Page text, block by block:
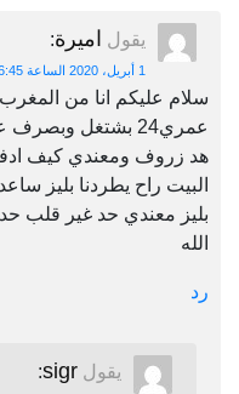
يقول اميرة:
1 أبريل، 2020 الساعة 6:45 ص
سلام عليكم انا من
عمري24 بشتغل
هد زروف ومعندي كيف
البيت راح يطردنا بليز
بليز معندي حد غير قلب
الله
رد
يقول sigr
: